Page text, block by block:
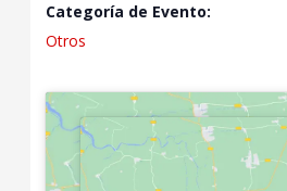
Categoría de Evento:
Otros